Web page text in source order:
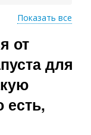
капуста
в духовке
Показать все
от
для
есть,